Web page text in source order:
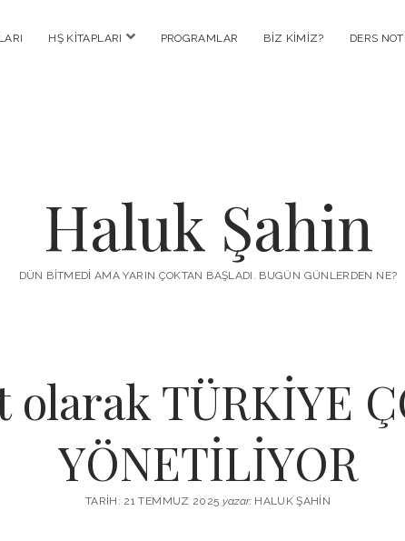
HŞ KITAPLARI menüyüPROGRAMLAR BIZ KIMIZ? DERS
Haluk Şahin
DÜN BITMEDI AMA YARIN ÇOKTAN BAŞLADI. BUGÜN GÜNLERDEN NE?
TÜRKİYE
YÖNETİLİYOR
TARIH: 21 TEMMUZ 2025 yazar:HALUK ŞAHIN